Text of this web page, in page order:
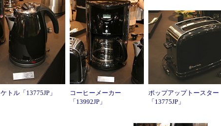
ケトル「13775JP」
コーヒーメーカー
「13992JP」
ポップアップトースター
「13775JP」